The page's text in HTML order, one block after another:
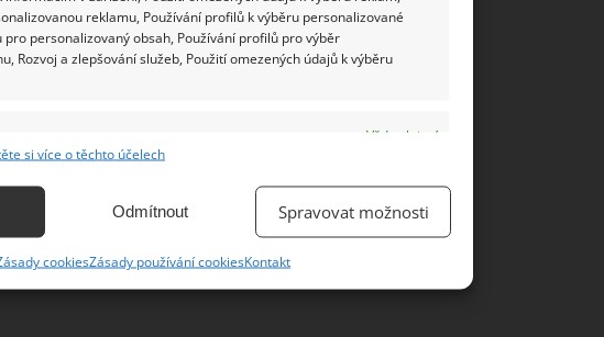
reklamu, Používání profilů k výběru personalizované
personalizovaný obsah, Používání profilů pro výběr
Rozvoj a zlepšování služeb, Použití omezených údajů k výběru
Vždy aktivní
automaticky přenášených informací.
informací.
si více o těchto účelech
Odmítnout Spravovat možnosti
cookiesZásady používání cookiesKontakt
latté, vídeňská či irská
naštěstí snadno dostupným zbožím